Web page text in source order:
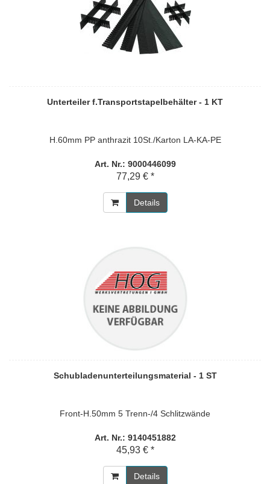
Unterteiler f.Transportstapelbehälter - 1 KT
H.60mm PP anthrazit 10St./Karton LA-KA-PE
Art. Nr.: 9000446099
77,29 € *
Details
Schubladenunterteilungsmaterial - 1 ST
Front-H.50mm 5 Trenn-/4 Schlitzwände
Art. Nr.: 9140451882
45,93 € *
Details